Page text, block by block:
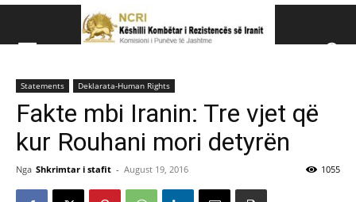
Këshillit Kombëtar të Rezistencës së Iranit (NCRI)
Statements Deklarata-Human Rights
Fakte mbi Iranin: Tre vjet që
kur Rouhani mori detyrën
Nga Shkrimtar i stafit - August 19, 2016 1055